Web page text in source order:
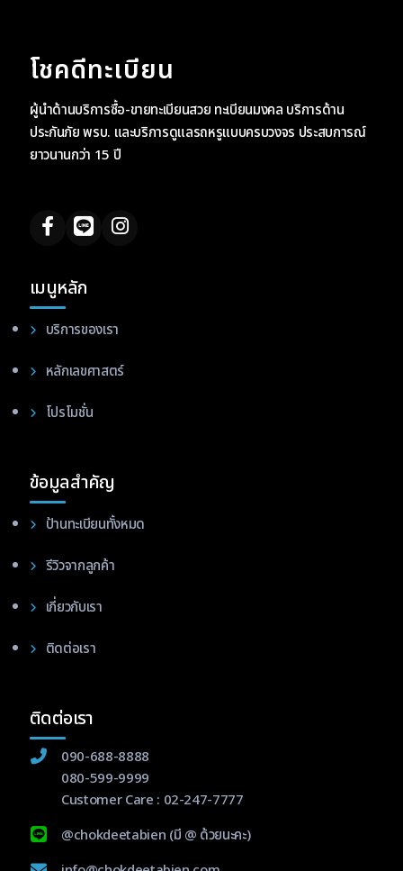
โชคดีทะเบียน
ผู้นำด้านบริการซื้อ-ขายทะเบียนสวย ทะเบียนมงคล บริการด้าน
ประกันภัย พรบ. และบริการดูแลรถหรูแบบครบวงจร ประสบการณ์
ยาวนานกว่า 15 ปี
เมนูหลัก
บริการของเรา
หลักเลขศาสตร์
โปรโมชั่น
ข้อมูลสำคัญ
ป้านทะเบียนทั้งหมด
รีวิวจากลูกค้า
เกี่ยวกับเรา
ติดต่อเรา
ติดต่อเรา
090-688-8888
080-599-9999
Customer Care : 02-247-7777
@chokdeetabien (มี @ ด้วยนะคะ)